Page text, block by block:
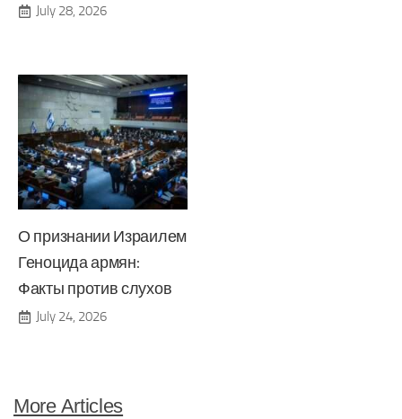
July 28, 2026
О признании Израилем
Геноцида армян:
Факты против слухов
July 24, 2026
More Articles